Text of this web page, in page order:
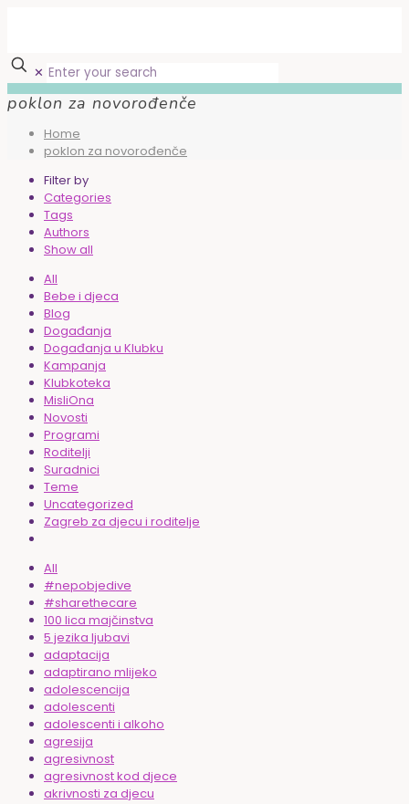
✕
poklon za novorođenče
Home
poklon za novorođenče
Filter by
Categories
Tags
Authors
Show all
All
Bebe i djeca
Blog
Događanja
Događanja u Klubku
Kampanja
Klubkoteka
MisliOna
Novosti
Programi
Roditelji
Suradnici
Teme
Uncategorized
Zagreb za djecu i roditelje
All
#nepobjedive
#sharethecare
100 lica majčinstva
5 jezika ljubavi
adaptacija
adaptirano mlijeko
adolescencija
adolescenti
adolescenti i alkoho
agresija
agresivnost
agresivnost kod djece
akrivnosti za djecu